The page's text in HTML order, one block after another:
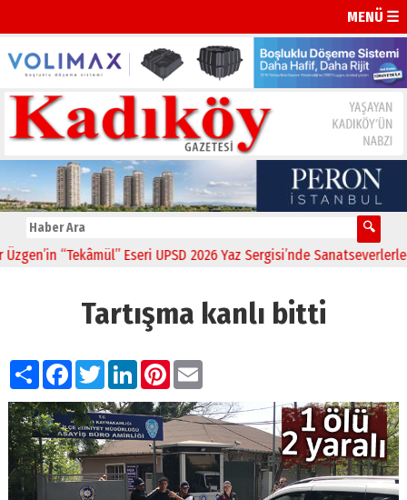
MENÜ ☰
“Tekâmül” Eseri UPSD 2026 Yaz Sergisi’nde Sanatseverlerle
Tartışma kanlı bitti
PaylaşFacebook
TwitterLinkedIn
Pinterest
Email